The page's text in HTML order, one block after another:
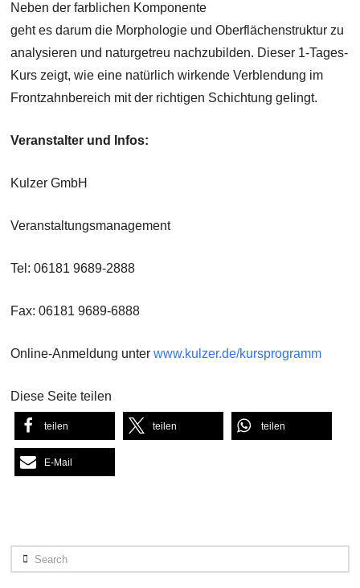
Neben der farblichen Komponente
geht es darum die Morphologie und Oberflächenstruktur zu
analysieren und naturgetreu nachzubilden. Dieser 1-Tages-
Kurs zeigt, wie eine natürlich wirkende Verblendung im
Frontzahnbereich mit der richtigen Schichtung gelingt.
Veranstalter und Infos:
Kulzer GmbH
Veranstaltungsmanagement
Tel: 06181 9689-2888
Fax: 06181 9689-6888
Online-Anmeldung unterwww.kulzer.de/kursprogramm
Diese Seite teilen
teilen teilen teilen
E-Mail
Search